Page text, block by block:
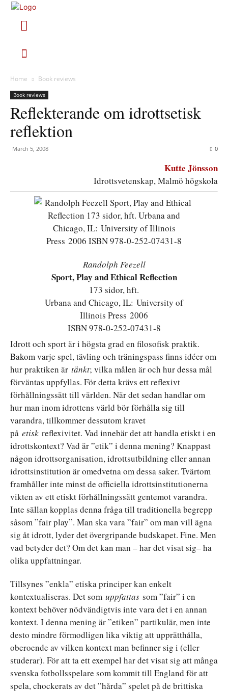
Home Book reviews
Book reviews
Reflekterande om idrottsetisk
reflektion
March 5, 2008 0
Kutte Jönsson
Idrottsvetenskap, Malmö högskola
Randolph Feezell
Sport, Play and Ethical Reflection
173 sidor, hft.
Urbana and Chicago, IL: University of
Illinois Press 2006
ISBN 978-0-252-07431-8
Idrott och sport är i högsta grad en filosofisk praktik.
Bakom varje spel, tävling och träningspass finns idéer om
hur praktiken är tänkt; vilka målen är och hur dessa mål
förväntas uppfyllas. För detta krävs ett reflexivt
förhållningssätt till världen. När det sedan handlar om
hur man inom idrottens värld bör förhålla sig till
varandra, tillkommer dessutom kravet
på etisk reflexivitet. Vad innebär det att handla etiskt i en
idrottskontext? Vad är ”etik” i denna mening? Knappast
någon idrottsorganisation, idrottsutbildning eller annan
idrottsinstitution är omedvetna om dessa saker. Tvärtom
framhåller inte minst de officiella idrottsinstitutionerna
vikten av ett etiskt förhållningssätt gentemot varandra.
Inte sällan kopplas denna fråga till traditionella begrepp
såsom ”fair play”. Man ska vara ”fair” om man vill ägna
sig åt idrott, lyder det övergripande budskapet. Fine. Men
vad betyder det? Om det kan man – har det visat sig– ha
olika uppfattningar.
Tillsynes ”enkla” etiska principer kan enkelt
kontextualiseras. Det som uppfattas som ”fair” i en
kontext behöver nödvändigtvis inte vara det i en annan
kontext. I denna mening är ”etiken” partikulär, men inte
desto mindre förmodligen lika viktig att upprätthålla,
oberoende av vilken kontext man befinner sig i (eller
studerar). För att ta ett exempel har det visat sig att många
svenska fotbollsspelare som kommit till England för att
spela, chockerats av det ”hårda” spelet på de brittiska